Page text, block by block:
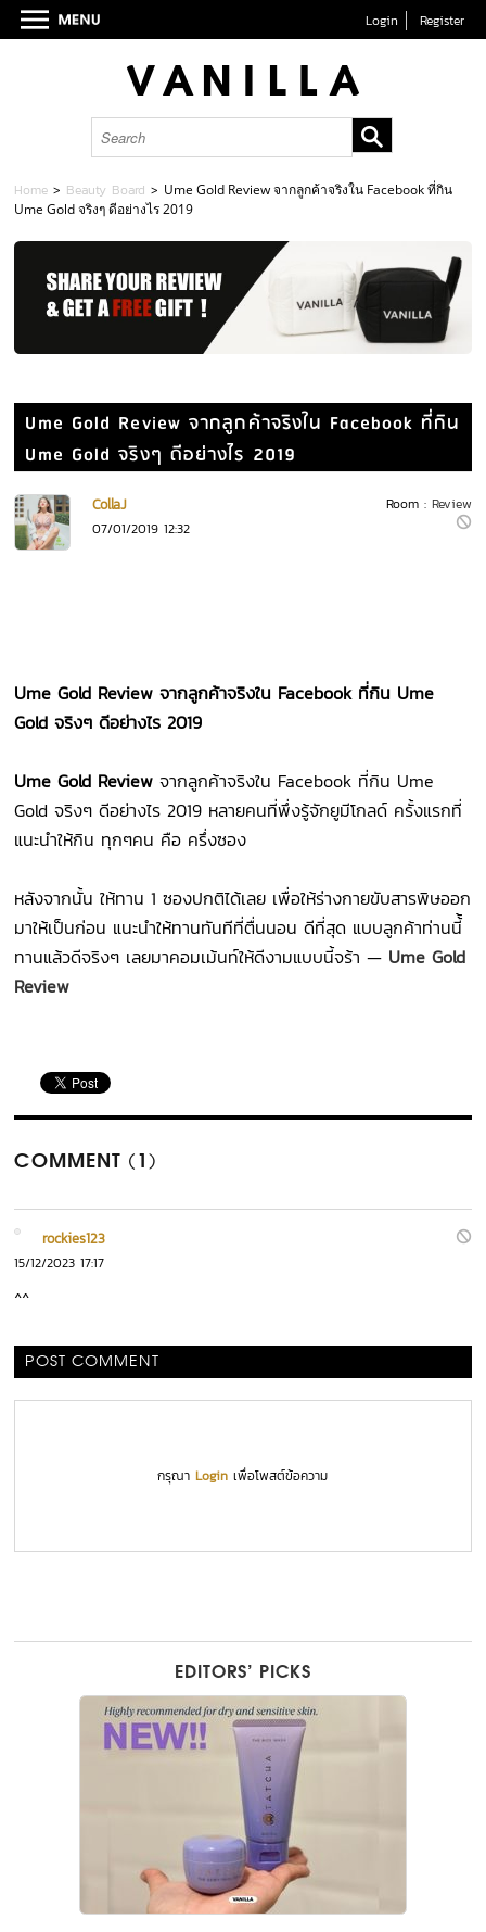
Login Register
Home > Beauty Board > Ume Gold Review จากลูกค้าจริงใน Facebook ที่กิน
Ume Gold จริงๆ ดีอย่างไร 2019
Ume Gold Review จากลูกค้าจริงใน Facebook ที่กิน
Ume Gold จริงๆ ดีอย่างไร 2019
Room : Review
CollaJ
07/01/2019 12:32
Ume Gold Review จากลูกค้าจริงใน Facebook ที่กิน Ume
Gold จริงๆ ดีอย่างไร 2019
Ume Gold Review จากลูกค้าจริงใน Facebook ที่กิน Ume
Gold จริงๆ ดีอย่างไร 2019 หลายคนที่พึ่งรู้จักยูมีโกลด์ ครั้งแรกที่
แนะนำให้กิน ทุกๆคน คือ ครึ่งซอง
หลังจากนั้น ให้ทาน 1 ซองปกติได้เลย เพื่อให้ร่างกายขับสารพิษออก
มาให้เป็นก่อน แนะนำให้ทานทันทีที่ตื่นนอน ดีที่สุด แบบลูกค้าท่านนี้้
ทานแล้วดีจริงๆ เลยมาคอมเม้นท์ให้ดีงามแบบนี้จร้า — Ume Gold
Review
COMMENT (1)
rockies123
15/12/2023 17:17
^^
POST COMMENT
กรุณาLogin เพื่อโพสต์ข้อความ
EDITORS’ PICKS